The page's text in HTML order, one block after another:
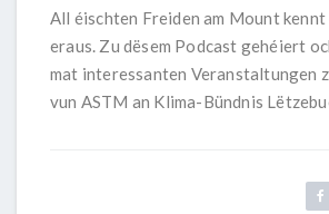
All éischten Freiden am Mount kennt
eraus. Zu dësem Podcast gehéiert
mat interessanten Veranstaltungen
vun ASTM an Klima-Bündnis